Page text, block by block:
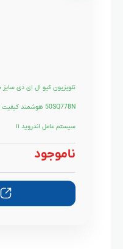
سیستم عامل اندروید ۱۱
ناموجود